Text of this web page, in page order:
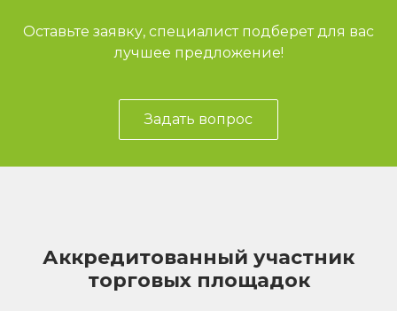
Оставьте заявку, специалист подберет для вас
лучшее предложение!
Задать вопрос
Аккредитованный участник
торговых площадок